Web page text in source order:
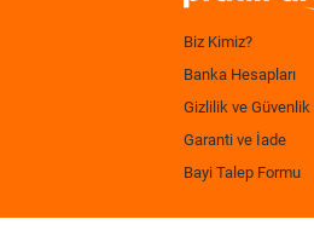
Biz Kimiz?
Banka Hesapları
Gizlilik ve Güvenlik
Garanti ve İade
Bayi Talep Formu